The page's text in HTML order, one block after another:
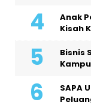
Anak
Kisah
Bisnis
SAPA